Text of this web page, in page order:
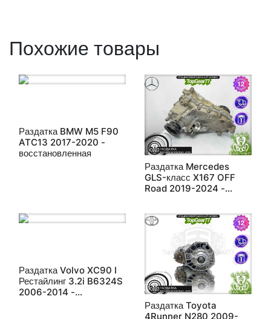
Похожие товары
Раздатка BMW M5 F90
ATC13 2017-2020 -
восстановленная
Раздатка Mercedes
GLS-класс X167 OFF
Road 2019-2024 -
Раздатка Volvo XC90 I
Рестайлинг 3.2i B6324S
2006-2014 -
Раздатка Toyota
4Runner N280 2009-